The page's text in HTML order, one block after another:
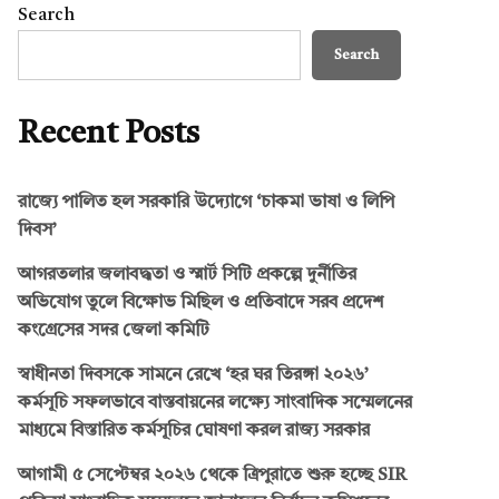
Search
Search
Recent Posts
রাজ্যে পালিত হল সরকারি উদ্যোগে ‘চাকমা ভাষা ও লিপি
দিবস’
আগরতলার জলাবদ্ধতা ও স্মার্ট সিটি প্রকল্পে দুর্নীতির
অভিযোগ তুলে বিক্ষোভ মিছিল ও প্রতিবাদে সরব প্রদেশ
কংগ্রেসের সদর জেলা কমিটি
স্বাধীনতা দিবসকে সামনে রেখে ‘হর ঘর তিরঙ্গা ২০২৬’
কর্মসূচি সফলভাবে বাস্তবায়নের লক্ষ্যে সাংবাদিক সম্মেলনের
মাধ্যমে বিস্তারিত কর্মসূচির ঘোষণা করল রাজ্য সরকার
আগামী ৫ সেপ্টেম্বর ২০২৬ থেকে ত্রিপুরাতে শুরু হচ্ছে SIR